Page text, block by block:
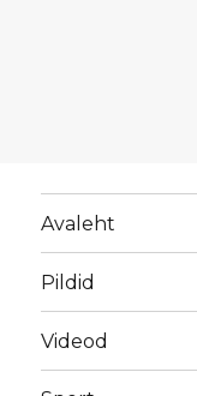
Avaleht
Pildid
Videod